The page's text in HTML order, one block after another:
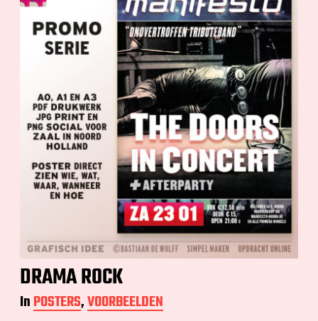
DRAMA ROCK
InPOSTERS,VOORBEELDEN